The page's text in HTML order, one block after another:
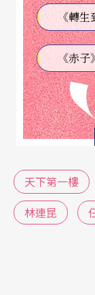
磨且數易其
館》、《雷
的地位，和曹
劇評家認為
首尾呼應的
模仿和延伸
一部活生生的
處在於它在借
是該劇一大特
《赤子》
天下第一樓
林連昆